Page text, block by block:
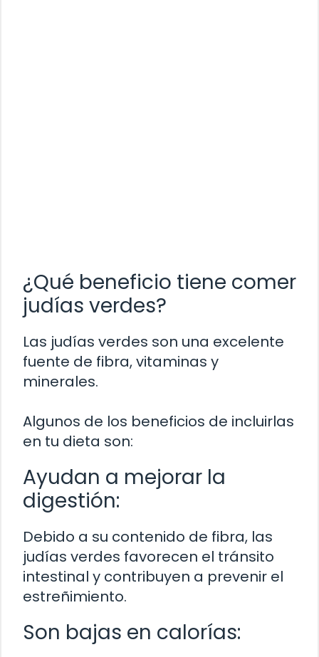
¿Qué beneficio tiene comer
judías verdes?
Las judías verdes son una excelente
fuente de fibra, vitaminas y
minerales.
Algunos de los beneficios de incluirlas
en tu dieta son:
Ayudan a mejorar la
digestión:
Debido a su contenido de fibra, las
judías verdes favorecen el tránsito
intestinal y contribuyen a prevenir el
estreñimiento.
Son bajas en calorías: